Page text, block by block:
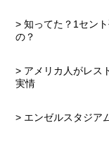
> 知ってた？1セン
の？
> アメリカ人がレス
実情
> エンゼルスタジア